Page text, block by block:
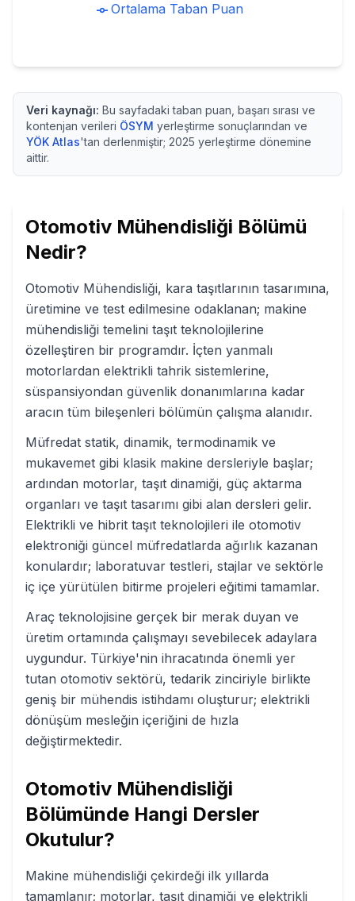
Ortalama Taban Puan
Veri kaynağı: Bu sayfadaki taban puan, başarı sırası ve
kontenjan verileri ÖSYM yerleştirme sonuçlarından ve
YÖK Atlas'tan derlenmiştir; 2025 yerleştirme dönemine
aittir.
Otomotiv Mühendisliği Bölümü
Nedir?
Otomotiv Mühendisliği, kara taşıtlarının tasarımına,
üretimine ve test edilmesine odaklanan; makine
mühendisliği temelini taşıt teknolojilerine
özelleştiren bir programdır. İçten yanmalı
motorlardan elektrikli tahrik sistemlerine,
süspansiyondan güvenlik donanımlarına kadar
aracın tüm bileşenleri bölümün çalışma alanıdır.
Müfredat statik, dinamik, termodinamik ve
mukavemet gibi klasik makine dersleriyle başlar;
ardından motorlar, taşıt dinamiği, güç aktarma
organları ve taşıt tasarımı gibi alan dersleri gelir.
Elektrikli ve hibrit taşıt teknolojileri ile otomotiv
elektroniği güncel müfredatlarda ağırlık kazanan
konulardır; laboratuvar testleri, stajlar ve sektörle
iç içe yürütülen bitirme projeleri eğitimi tamamlar.
Araç teknolojisine gerçek bir merak duyan ve
üretim ortamında çalışmayı sevebilecek adaylara
uygundur. Türkiye'nin ihracatında önemli yer
tutan otomotiv sektörü, tedarik zinciriyle birlikte
geniş bir mühendis istihdamı oluşturur; elektrikli
dönüşüm mesleğin içeriğini de hızla
değiştirmektedir.
Otomotiv Mühendisliği
Bölümünde Hangi Dersler
Okutulur?
Makine mühendisliği çekirdeği ilk yıllarda
tamamlanır; motorlar, taşıt dinamiği ve elektrikli